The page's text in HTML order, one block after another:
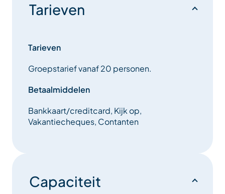
Tarieven
Tarieven
Groepstarief vanaf 20 personen.
Betaalmiddelen
Bankkaart/creditcard, Kijk op,
Vakantiecheques, Contanten
Capaciteit